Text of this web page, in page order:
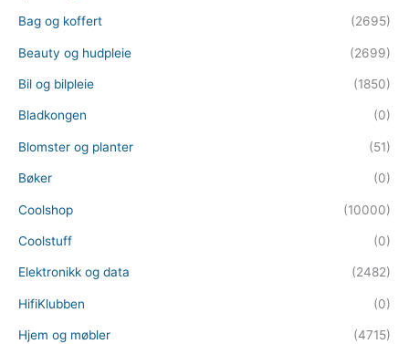
Bag og koffert (2695)
Beauty og hudpleie (2699)
Bil og bilpleie (1850)
Bladkongen (0)
Blomster og planter (51)
Bøker (0)
Coolshop (10000)
Coolstuff (0)
Elektronikk og data (2482)
HifiKlubben (0)
Hjem og møbler (4715)